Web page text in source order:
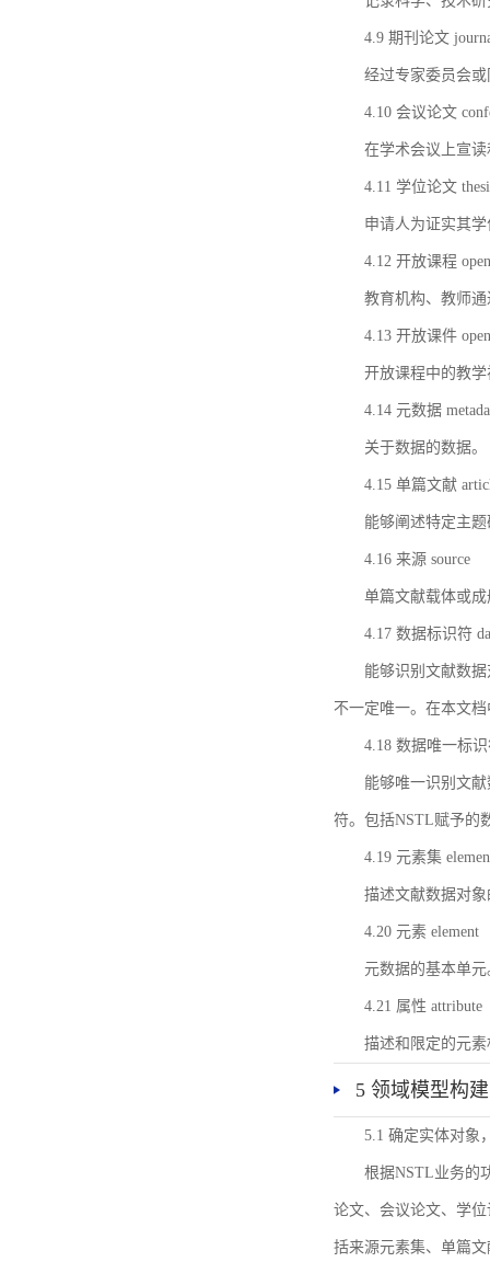
4.9 期刊论文
经过专家委员会
4.10 会议论文
在学术会议上宣
4.11 学位论文
申请人为证实其
4.12 开放课程
教育机构、教师
4.13 开放课件
开放课程中的教
4.14 元数据
关于数据的数据。
4.15 单篇文献
能够阐述特定主
4.16 来源 source
单篇文献载体或
4.17 数据标识符
能够识别文献数
不一定唯一。在本文
4.18 数据唯一标
能够唯一识别文
符。包括NSTL赋予的
4.19 元素集
描述文献数据对
4.20 元素 element
元数据的基本单元
4.21 属性 attribute
描述和限定的元
5 领域模型构建
5.1 确定实体对象
根据NSTL业务的
论文、会议论文、学
括来源元素集、单篇